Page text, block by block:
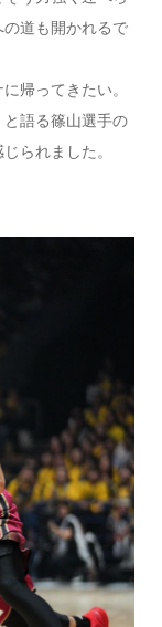
道も開かれるで
帰ってきたい。
語る篠山選手の
られました。